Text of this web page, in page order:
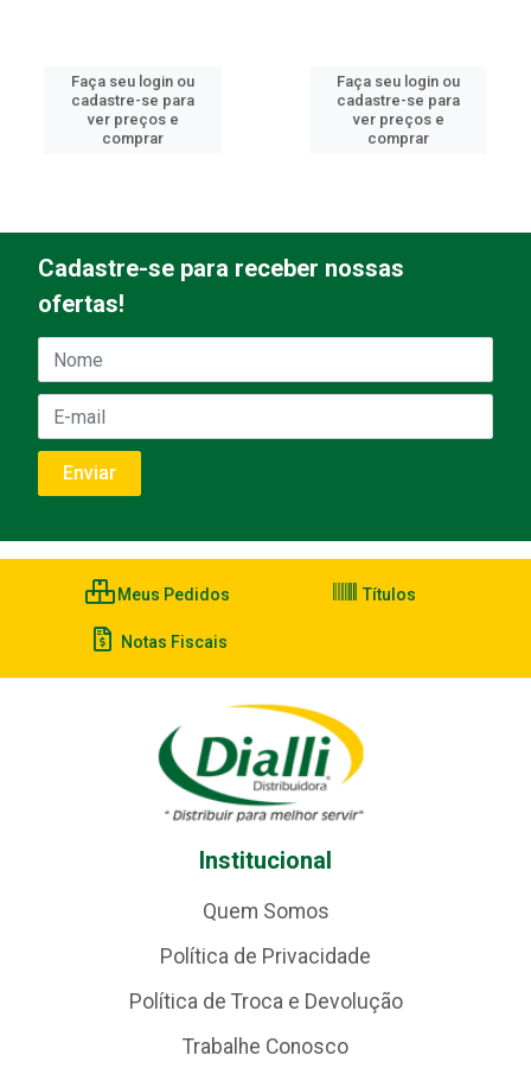
Faça seu login ou
cadastre-se para
ver preços e
comprar
Faça seu login ou
cadastre-se para
ver preços e
comprar
Cadastre-se para receber nossas
ofertas!
Meus Pedidos Títulos
Notas Fiscais
Institucional
Quem Somos
Política de Privacidade
Política de Troca e Devolução
Trabalhe Conosco